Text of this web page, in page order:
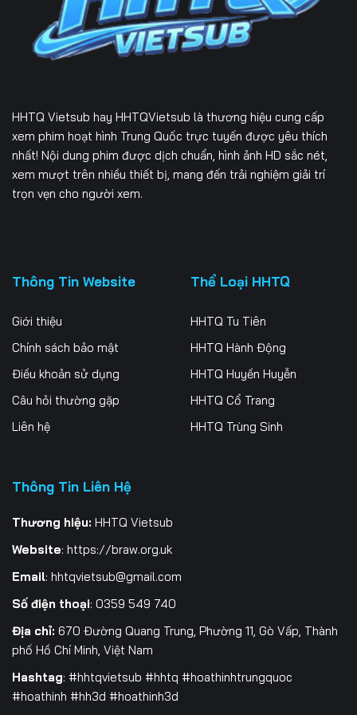
Tập 171 Tập 172 Tập 173
Tập 174
Tập 180 Tập 181 Tập 182
Tập 183 Tập 184 Tập 185
Tập 186
Tập 192 Tập 194
Tập 198 Tập 199 Tập 200
Tập 201 Tập 202 Tập 203
Tập 210
Tập 213 Tập 214
Tập 216 Tập 217
Tập 222 Tập 223 Tập 224
Tập 225 Tập 226
Tập 228 Tập 229
HHTQ Vietsub hay HHTQVietsub là thương hiệu cung cấp
xem phim hoạt hình Trung Quốc trực tuyến được yêu thích
nhất! Nội dung phim được dịch chuẩn, hình ảnh HD sắc nét,
xem mượt trên nhiều thiết bị, mang đến trải nghiệm giải trí
trọn vẹn cho người xem.
Thông Tin Website
Giới thiệu
Chính sách bảo mật
Điều khoản sử dụng
Câu hỏi thường gặp
Liên hệ
Thể Loại HHTQ
HHTQ Tu Tiên
HHTQ Hành Động
HHTQ Huyền Huyễn
HHTQ Cổ Trang
HHTQ Trùng Sinh
Thông Tin Liên Hệ
Thương hiệu: HHTQ Vietsub
Website: https://braw.org.uk
Email: hhtqvietsub@gmail.com
Số điện thoại: 0359 549 740
Địa chỉ: 670 Đường Quang Trung, Phường 11, Gò Vấp, Thành
phố Hồ Chí Minh, Việt Nam
Hashtag: #hhtqvietsub #hhtq #hoathinhtrungquoc
#hoathinh #hh3d #hoathinh3d